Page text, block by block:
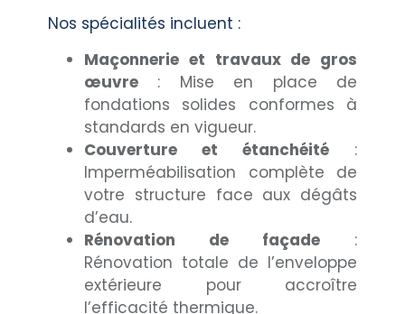
Nos spécialités incluent :
Maçonnerie et travaux de gros
œuvre: Mise en place de
fondations solides conformes à
standards en vigueur.
Couverture et étanchéité :
Imperméabilisation complète de
votre structure face aux dégâts
d’eau.
Rénovation de façade :
Rénovation totale de l’enveloppe
extérieure pour accroître
l’efficacité thermique.